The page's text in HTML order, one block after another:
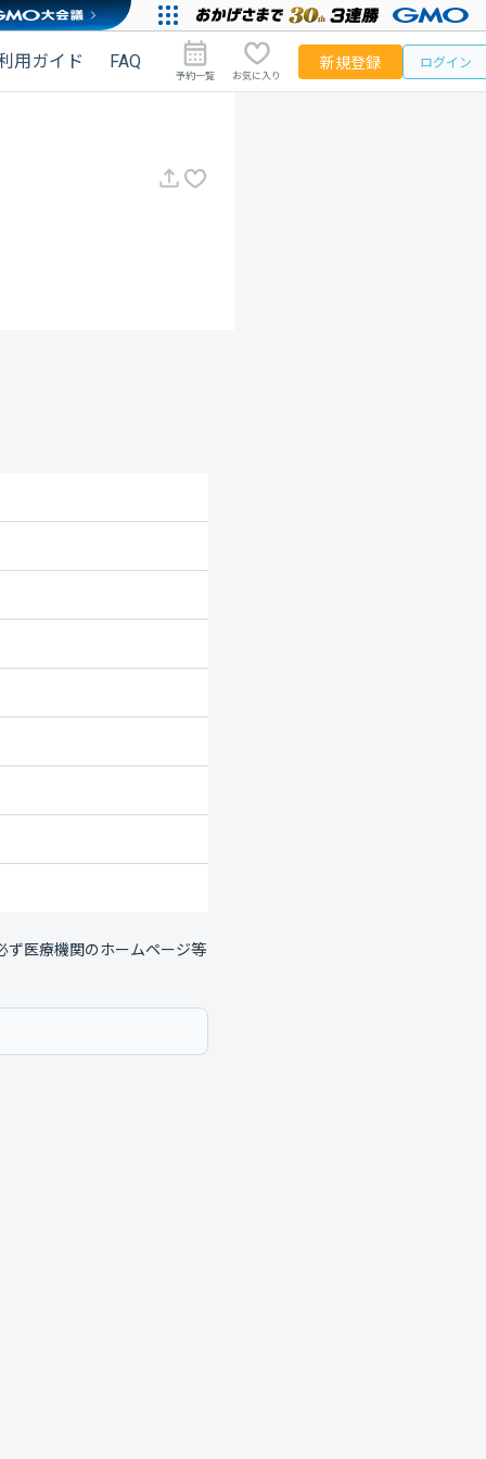
用ガイド FAQ
予約一覧 お気に入り
新規登録 ログイン
ず医療機関のホームページ等